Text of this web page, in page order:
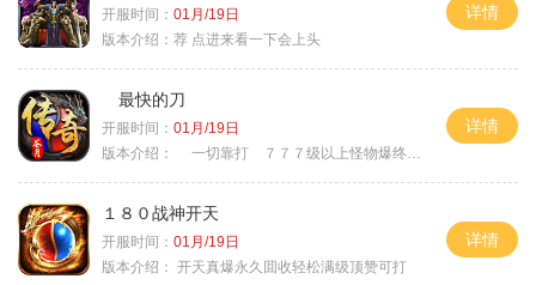
开服时间： 01月/19日
版本介绍： 荐 点进来看一下会上头
详情
最快的刀
开服时间： 01月/19日
版本介绍：
一切靠打 ７７７级以上怪物爆终极
详情
１８０战神开天
开服时间： 01月/19日
版本介绍： 开天真爆永久囬收轻松满级顶赞可打
详情